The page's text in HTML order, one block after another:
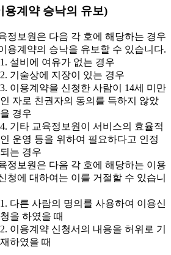
용계약 승낙의 유보)
정보원은 다음 각 호에 해당하는 경우
용계약의 승낙을 유보할 수 있습니다.
1. 설비에 여유가 없는 경우
2. 기술상에 지장이 있는 경우
3. 이용계약을 신청한 사람이 14세 미만
인 자로 친권자의 동의를 득하지 않았
을 경우
4. 기타 교육정보원이 서비스의 효율적
인 운영 등을 위하여 필요하다고 인정
되는 경우
정보원은 다음 각 호에 해당하는 이용
청에 대하여는 이를 거절할 수 있습니
1. 다른 사람의 명의를 사용하여 이용신
청을 하였을 때
2. 이용계약 신청서의 내용을 허위로 기
재하였을 때